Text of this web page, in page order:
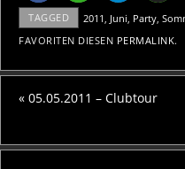
TAGGED 2011, Juni, Party,
FAVORITEN DIESEN PERMALINK.
« 05.05.2011 – Clubtour